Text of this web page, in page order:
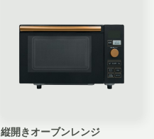
縦開きオーブンレンジ